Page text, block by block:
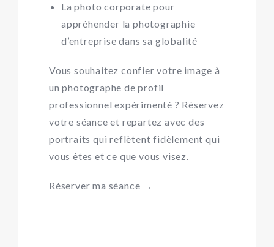
Laphoto corporate pour
appréhender la photographie
d’entreprise dans sa globalité
Vous souhaitez confier votre image à
un photographe de profil
professionnel expérimenté ? Réservez
votre séance et repartez avec des
portraits qui reflètent fidèlement qui
vous êtes et ce que vous visez.
Réserver ma séance →